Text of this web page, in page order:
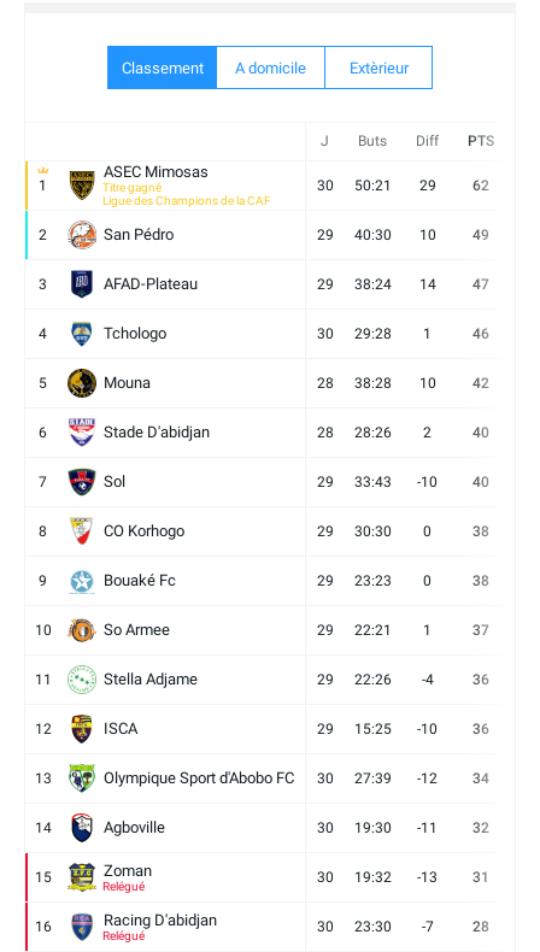
Classement A domicile Extèrieur
J Buts Diff PTS
1
ASEC Mimosas
Titre gagné
Ligue des Champions de la CAF
30 50:21 29 62
2 San Pédro 29 40:30 10 49
3 AFAD-Plateau 29 38:24 14 47
4 Tchologo 30 29:28 1 46
5 Mouna 28 38:28 10 42
6 Stade D'abidjan 28 28:26 2 40
7 Sol 29 33:43 -10 40
8 CO Korhogo 29 30:30 0 38
9 Bouaké Fc 29 23:23 0 38
10 So Armee 29 22:21 1 37
11 Stella Adjame 29 22:26 -4 36
12 ISCA 29 15:25 -10 36
13 Olympique Sport d'Abobo FC 30 27:39 -12 34
14 Agboville 30 19:30 -11 32
15 Zoman
Relégué
30 19:32 -13 31
16 Racing D'abidjan
Relégué
30 23:30 -7 28